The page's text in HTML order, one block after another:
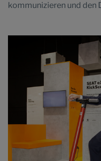
kommunizieren und den